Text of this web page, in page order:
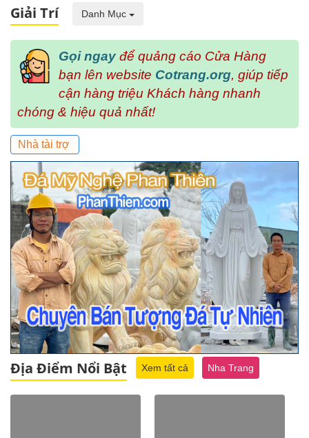
Giải Trí Danh Mục
Gọi ngay để quảng cáo Cửa Hàng
bạn lên website Cotrang.org, giúp tiếp
cận hàng triệu Khách hàng nhanh
chóng & hiệu quả nhất!
Nhà tài trợ
Địa Điểm Nổi Bật Xem tất cả Nha Trang